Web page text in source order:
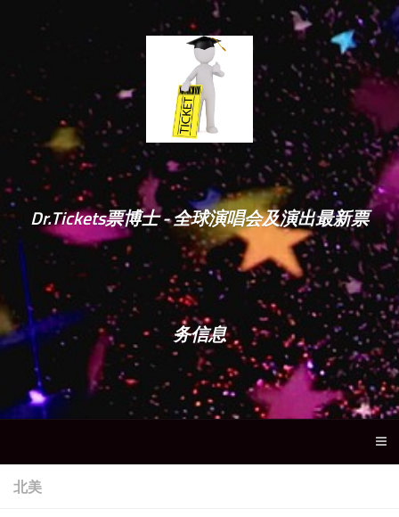
Dr.Tickets票博士 - 全球演唱会及演出最新票
务信息
北美